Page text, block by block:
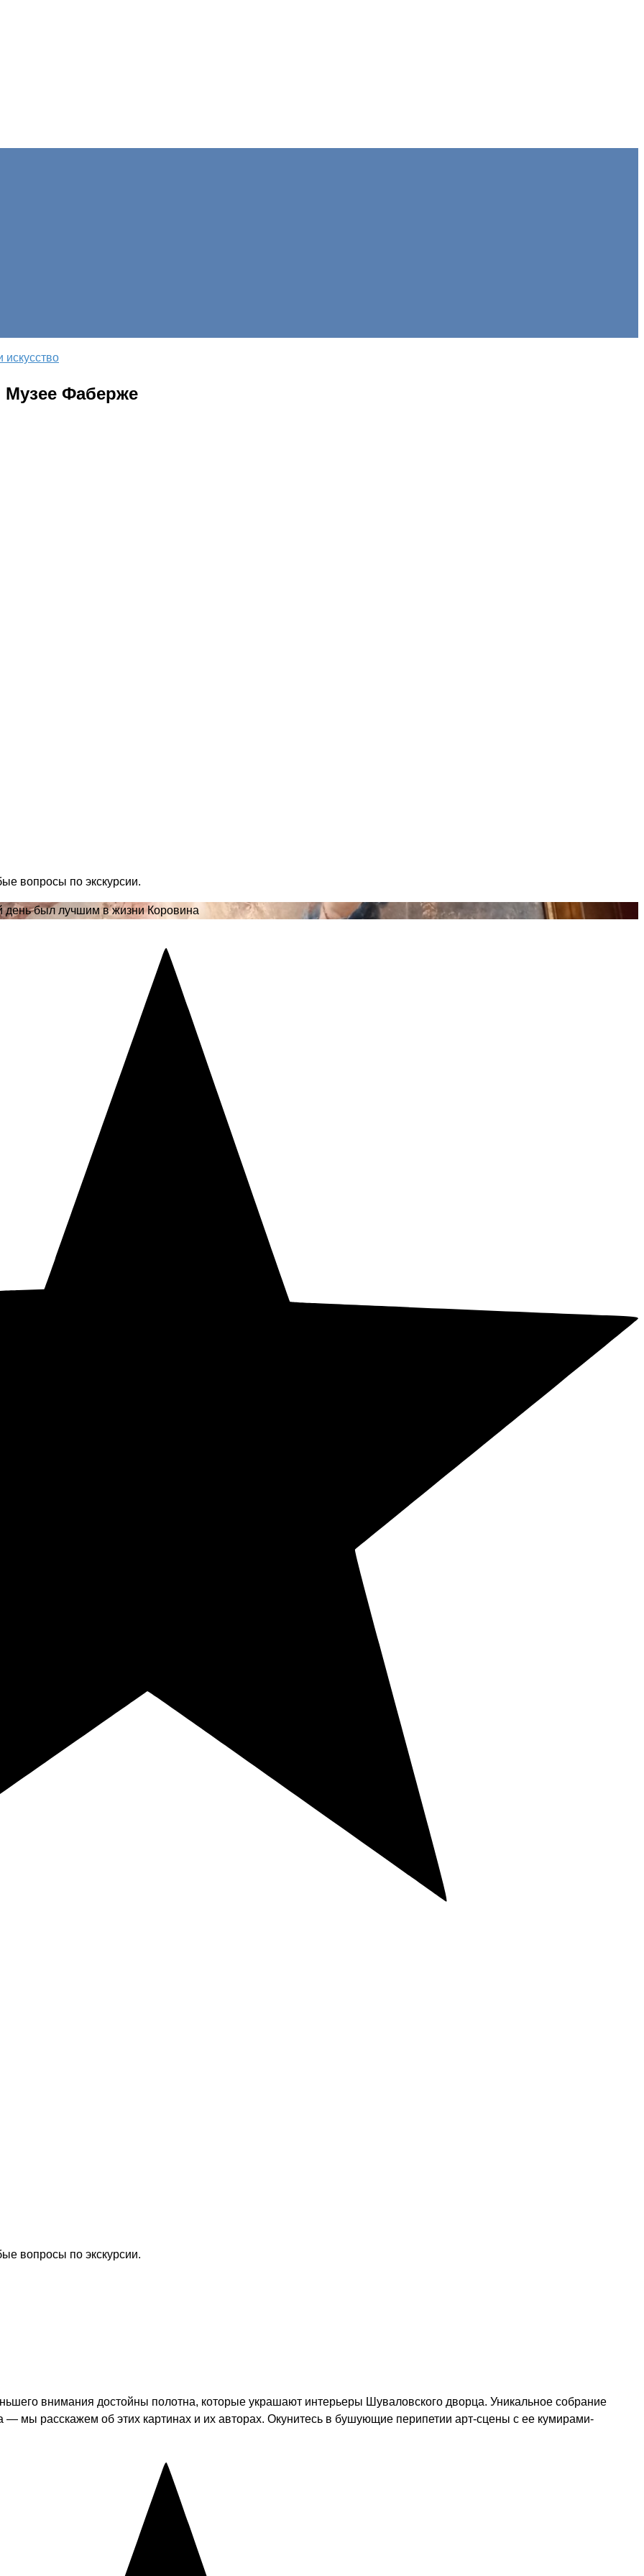
искусство
Фаберже
вопросы по экскурсии.
день был лучшим в жизни Коровина
вопросы по экскурсии.
внимания достойны полотна, которые украшают интерьеры Шуваловского дворца. Уникальное собрание
мы расскажем об этих картинах и их авторах. Окунитесь в бушующие перипетии арт-сцены с ее кумирами-